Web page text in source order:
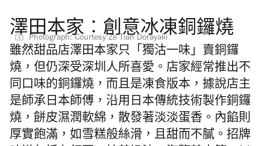
澤田本家︰創意冰凍銅鑼燒
Photograph: Courtesy Ze Tian Dorayaki
雖然甜品店澤田本家只「獨沽一味」賣銅鑼
燒，但仍深受深圳人所喜愛。店家經常推出不
同口味的銅鑼燒，而且是凍食版本，據說店主
是師承日本師傅，沿用日本傳統技術製作銅鑼
燒，餅皮濕潤軟綿，散發著淡淡蛋香。內餡則
厚實飽滿，如雪糕般絲滑，且甜而不膩。招牌